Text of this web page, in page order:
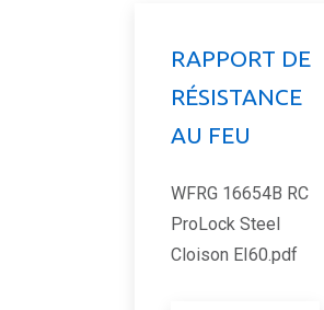
RAPPORT DE
RÉSISTANCE
AU FEU
WFRG 16654B RC
ProLock Steel
Cloison EI60.pdf